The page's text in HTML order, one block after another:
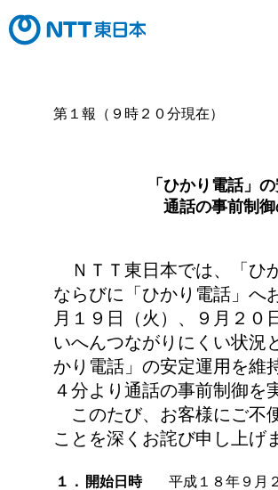
第１報（９時２０分現在）
「ひかり電話」
通話の事前制
ＮＴＴ東日本では、「ひ
ならびに「ひかり電話」へ
月１９日（火）、９月２０
いへんつながりにくい状況
かり電話」の安定運用を維
４分より通話の事前制御を
このたび、お客様にご不
ことを深くお詫び申し上げ
１． 開始日時 平成１８年９月